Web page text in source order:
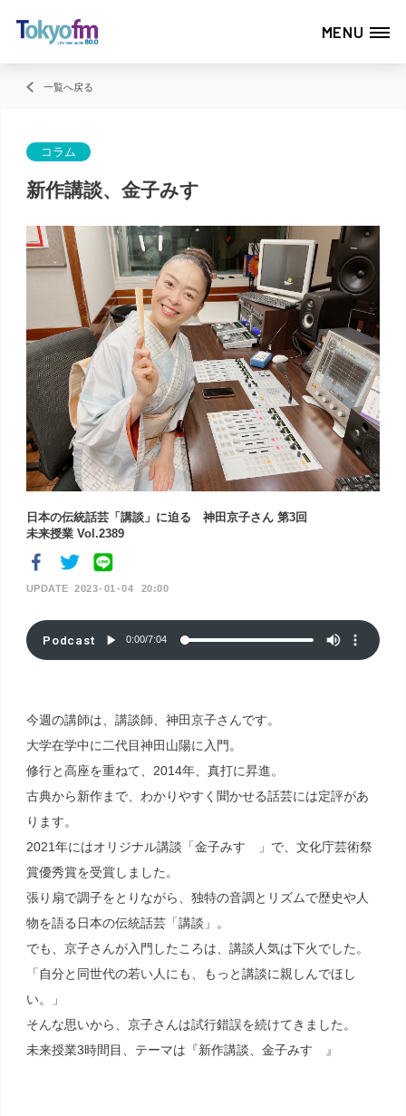
MENU
一覧へ戻る
コラム
新作講談、金子みすゞ
日本の伝統話芸「講談」に迫る 神田京子さん 第3回
未来授業 Vol.2389
2023 01 04 20:00
Podcast 0:00/7:04
今週の講師は、講談師、神田京子さんです。
大学在学中に二代目神田山陽に入門。
修行と高座を重ねて、2014年、真打に昇進。
古典から新作まで、わかりやすく聞かせる話芸には定評があ
ります。
2021年にはオリジナル講談「金子みすゞ」で、文化庁芸術祭
賞優秀賞を受賞しました。
張り扇で調子をとりながら、独特の音調とリズムで歴史や人
物を語る日本の伝統話芸「講談」。
でも、京子さんが入門したころは、講談人気は下火でした。
「自分と同世代の若い人にも、もっと講談に親しんでほし
い。」
そんな思いから、京子さんは試行錯誤を続けてきました。
未来授業3時間目、テーマは『新作講談、金子みすゞ』